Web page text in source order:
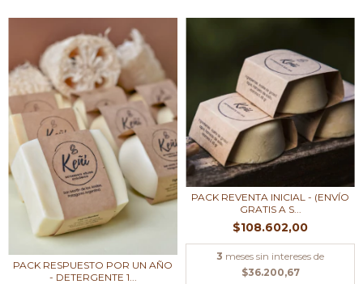
PACK RESPUESTO POR UN AÑO
- DETERGENTE 1...
PACK REVENTA INICIAL - (ENVÍO
GRATIS A S...
$108.602,00
3 meses sin intereses de
$36.200,67